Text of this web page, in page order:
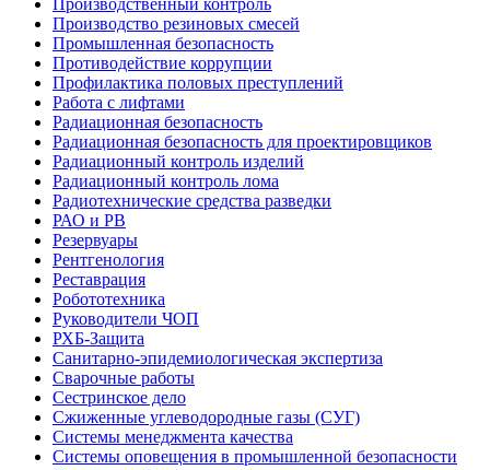
Производственный контроль
Производство резиновых смесей
Промышленная безопасность
Противодействие коррупции
Профилактика половых преступлений
Работа с лифтами
Радиационная безопасность
Радиационная безопасность для проектировщиков
Радиационный контроль изделий
Радиационный контроль лома
Радиотехнические средства разведки
РАО и РВ
Резервуары
Рентгенология
Реставрация
Робототехника
Руководители ЧОП
РХБ-Защита
Санитарно-эпидемиологическая экспертиза
Сварочные работы
Сестринское дело
Сжиженные углеводородные газы (СУГ)
Системы менеджмента качества
Системы оповещения в промышленной безопасности